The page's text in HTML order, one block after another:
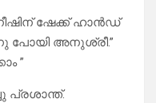
ഷേക്ക് ഹാൻഡ്
പോയി അനുശ്രീ.”
”
പ്രശാന്ത്.